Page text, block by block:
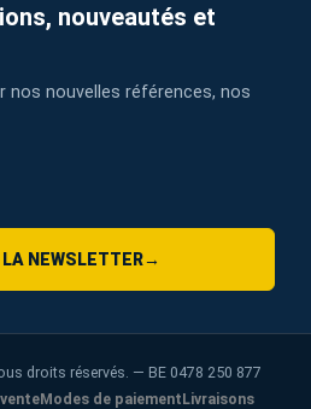
nouveautés et
nos nouvelles références, nos
LA NEWSLETTER→
droits réservés. — BE 0478 250 877
Modes de paiementLivraisons